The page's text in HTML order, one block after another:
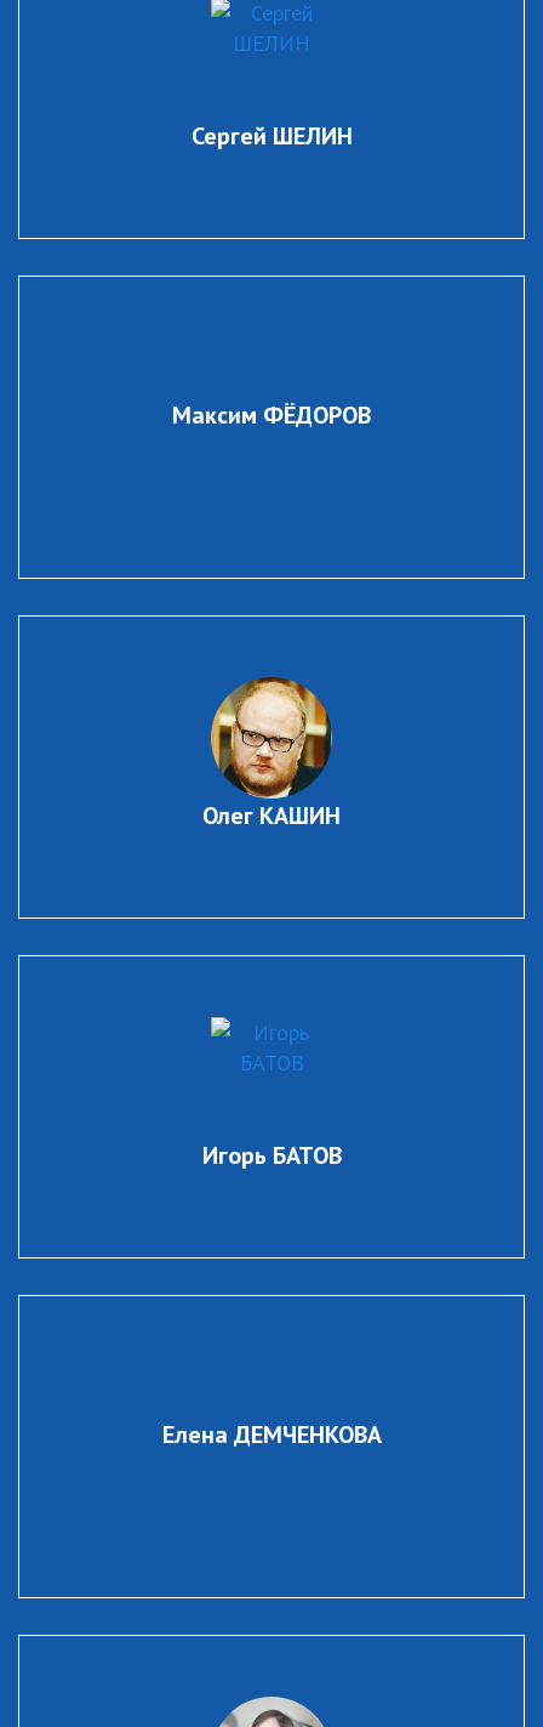
Сергей ШЕЛИН
Максим ФЁДОРОВ
Олег КАШИН
Игорь БАТОВ
Елена ДЕМЧЕНКОВА